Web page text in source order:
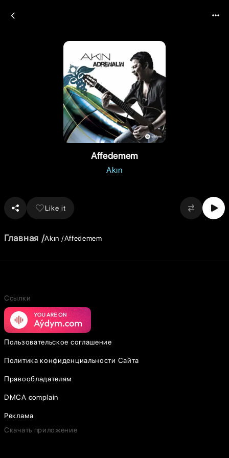
Affedemem
Akın
Like it
Главная Akın Affedemem
Ссылки
Пользовательское соглашение
Политика конфиденциальности Сайта
Правообладателям
DMCA complain
Реклама
Скачать приложение